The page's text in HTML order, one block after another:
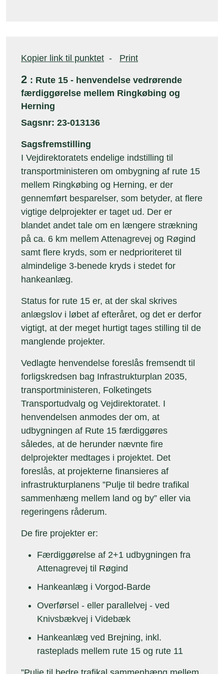
Kopier link til punktet - Print
2 : Rute 15 - henvendelse vedrørende
færdiggørelse mellem Ringkøbing og
Herning
Sagsnr: 23-013136
Sagsfremstilling
I Vejdirektoratets endelige indstilling til
transportministeren om ombygning af rute 15
mellem Ringkøbing og Herning, er der
gennemført besparelser, som betyder, at flere
vigtige delprojekter er taget ud. Der er
blandet andet tale om en længere strækning
på ca. 6 km mellem Attenagrevej og Røgind
samt flere kryds, som er nedprioriteret til
almindelige 3-benede kryds i stedet for
hankeanlæg.
Status for rute 15 er, at der skal skrives
anlægslov i løbet af efteråret, og det er derfor
vigtigt, at der meget hurtigt tages stilling til de
manglende projekter.
Vedlagte henvendelse foreslås fremsendt til
forligskredsen bag Infrastrukturplan 2035,
transportministeren, Folketingets
Transportudvalg og Vejdirektoratet. I
henvendelsen anmodes der om, at
udbygningen af Rute 15 færdiggøres
således, at de herunder nævnte fire
delprojekter medtages i projektet. Det
foreslås, at projekterne finansieres af
infrastrukturplanens ”Pulje til bedre trafikal
sammenhæng mellem land og by” eller via
regeringens råderum.
De fire projekter er:
Færdiggørelse af 2+1 udbygningen fra
Attenagrevej til Røgind
Hankeanlæg i Vorgod-Barde
Overførsel - eller parallelvej - ved
Knivsbækvej i Videbæk
Hankeanlæg ved Brejning, inkl.
rasteplads mellem rute 15 og rute 11